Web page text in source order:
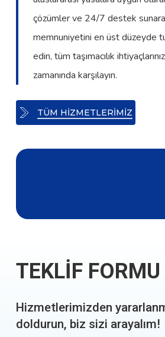
çözümler ve 24/7 destek
memnuniyetini en üst düzeyde
edin, tüm taşımacılık
zamanında karşılayın.
TÜM HİZMETLERİMİZ
TEKLİF FORMU
Hizmetlerimizden
doldurun, biz sizi arayalım!